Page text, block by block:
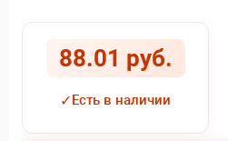
88.01 руб.
✓Есть в наличии